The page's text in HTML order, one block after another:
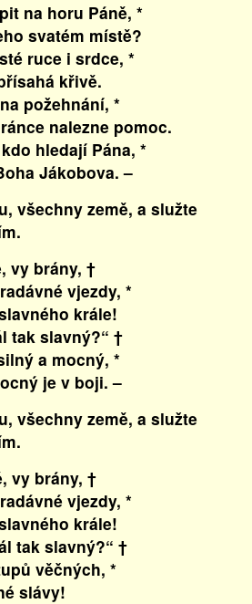
na horu Páně, *
svatém místě?
ruce i srdce, *
křivě.
požehnání, *
nalezne pomoc.
hledají Pána, *
Jákobova. –
všechny země, a služte
vy brány, †
vjezdy, *
krále!
tak slavný?“ †
a mocný, *
je v boji. –
všechny země, a služte
vy brány, †
vjezdy, *
krále!
tak slavný?“ †
věčných, *
slávy!